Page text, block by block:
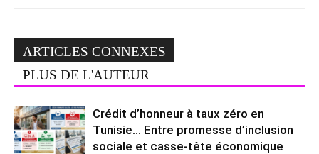
ARTICLES CONNEXES
PLUS DE L'AUTEUR
Crédit d’honneur à taux zéro en
Tunisie… Entre promesse d’inclusion
sociale et casse-tête économique